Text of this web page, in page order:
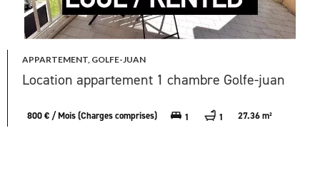
APPARTEMENT, GOLFE-JUAN
Location appartement 1 chambre Golfe-juan
800 € / Mois (Charges comprises) 1 1 27.36 m²